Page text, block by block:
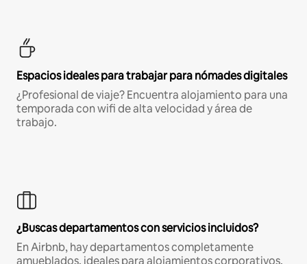
Espacios ideales para trabajar para nómades digitales
¿Profesional de viaje? Encuentra alojamiento para una
temporada con wifi de alta velocidad y área de
trabajo.
¿Buscas departamentos con servicios incluidos?
En Airbnb, hay departamentos completamente